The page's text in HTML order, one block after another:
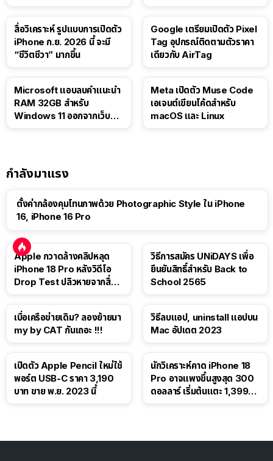
สื่อวิเคราะห์ รูปแบบการเปิดตัว
iPhone ก.ย. 2026 นี้ จะมี
“ชีวิตชีวา” มากขึ้น
Google เตรียมเปิดตัว Pixel
Tag อุปกรณ์ติดตามตัวราคา
เดียวกับ AirTag
Microsoft แอบลบคำแนะนำ
RAM 32GB สำหรับ
Windows 11 ออกจากเว็บตัว
Meta เปิดตัว Muse Code
เอเจนต์เขียนโค้ดสำหรับ
macOS และ Linux
กำลังมาแรง
ตั้งค่ากล้องคุมโทนภาพด้วย Photographic Style ใน iPhone
16, iPhone 16 Pro
Apple กวาดล้างคลิปหลุด
iPhone 18 Pro หลังวิดีโอ
Drop Test ปลิวหายจากสื่อ
วิธีการสมัคร UNiDAYS เพื่อ
ยืนยันสิทธิ์สำหรับ Back to
School 2565
เบื่อเครือข่ายเดิม? ลองย้ายมา
my by CAT กันเถอะ !!!
วิธีลบแอป, uninstall แอปบน
Mac อัปเดต 2023
เปิดตัว Apple Pencil ใหม่ใช้
พอร์ต USB-C ราคา 3,190
บาท ขาย พ.ย. 2023 นี้
นักวิเคราะห์คาด iPhone 18
Pro อาจแพงขึ้นสูงสุด 300
ดอลลาร์ เริ่มต้นแตะ 1,399